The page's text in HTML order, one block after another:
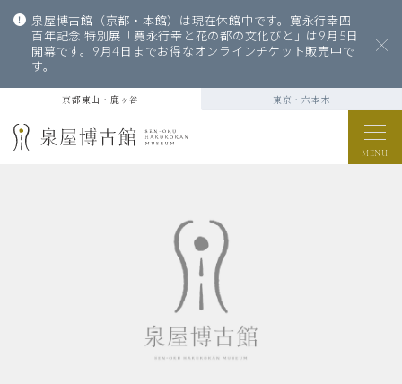
泉屋博古館（京都・本館）は現在休館中です。寛永行幸四
百年記念 特別展「寛永行幸と花の都の文化びと」は9月5日
開幕です。9月4日までお得なオンラインチケット販売中で
す。
京都東山・鹿ヶ谷 東京・六本木
MENU